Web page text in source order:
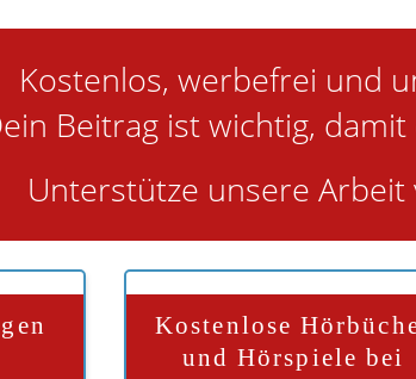
Kostenlos, werbefrei und
Beitrag ist wichtig,
Unterstütze unsere Arbeit
Kostenlose
und Hörspiele bei